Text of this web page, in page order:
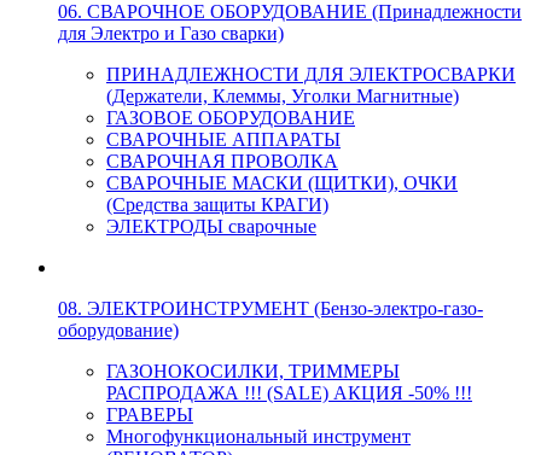
06. СВАРОЧНОЕ ОБОРУДОВАНИЕ (Принадлежности
для Электро и Газо сварки)
ПРИНАДЛЕЖНОСТИ ДЛЯ ЭЛЕКТРОСВАРКИ
(Держатели, Клеммы, Уголки Магнитные)
ГАЗОВОЕ ОБОРУДОВАНИЕ
СВАРОЧНЫЕ АППАРАТЫ
СВАРОЧНАЯ ПРОВОЛКА
СВАРОЧНЫЕ МАСКИ (ЩИТКИ), ОЧКИ
(Средства защиты КРАГИ)
ЭЛЕКТРОДЫ сварочные
08. ЭЛЕКТРОИНСТРУМЕНТ (Бензо-электро-газо-
оборудование)
ГАЗОНОКОСИЛКИ, ТРИММЕРЫ
РАСПРОДАЖА !!! (SALE) АКЦИЯ -50% !!!
ГРАВЕРЫ
Многофункциональный инструмент